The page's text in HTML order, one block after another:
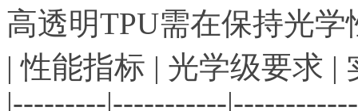
高透明TPU需在保持光
| 性能指标 | 光学级要求 |
|---------|-----------